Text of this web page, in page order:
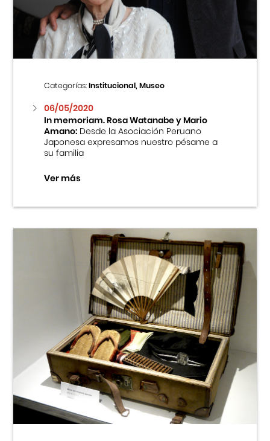
Centro Cultural Peruano Japonés
Cursos
Museo de la Inmigración Japonesa
Fondo Editorial
Teatro Peruano Japonés
Categorías:Institucional, Museo
06/05/2020
In memoriam. Rosa Watanabe y Mario
Amano:Desde la Asociación Peruano
Japonesa expresamos nuestro pésame a
su familia
Ver más